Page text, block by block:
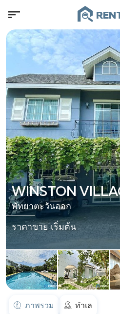
WINSTON
พัทยาตะวันออก
ราคาขาย เริ่มต้น
ภาพรวม ทำเล